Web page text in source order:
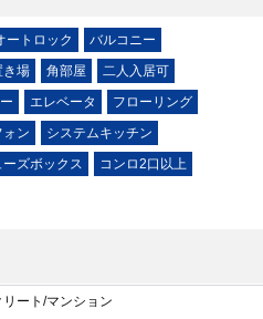
ートロック
バルコニー
き場 角部屋
二人入居可
エレベータ
フローリング
ン
システムキッチン
ーズボックス
コンロ2口以上
ート/マンション